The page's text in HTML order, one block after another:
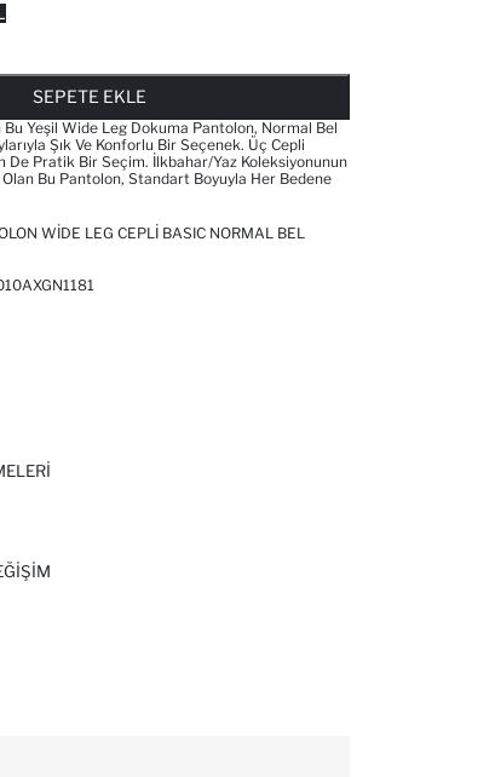
SEPETE EKLE
Yeşil Wide Leg Dokuma Pantolon, Normal Bel
Şık Ve Konforlu Bir Seçenek. Üç Cepli
De Pratik Bir Seçim. İlkbahar/Yaz Koleksiyonunun
Bu Pantolon, Standart Boyuyla Her Bedene
WIDE LEG CEPLI BASIC NORMAL BEL